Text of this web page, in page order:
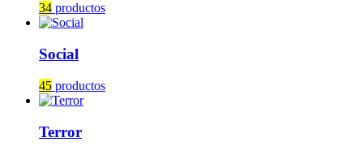
34 productos
Social
45 productos
Terror